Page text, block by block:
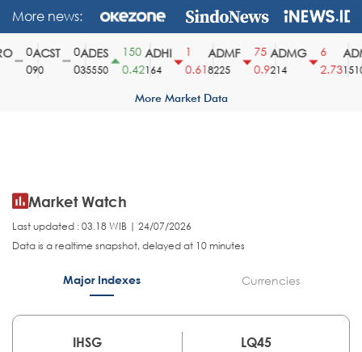
More news:
ACST
90
ADES
35550
150
0.42
ADHI
164
0.61
ADMF
8225
75
0.9
ADMG
214
2.731510
More Market Data
Market Watch
Last updated : 03.18 WIB | 24/07/2026
Data is a realtime snapshot, delayed at 10 minutes
Major Indexes Currencies
IHSG
LQ45